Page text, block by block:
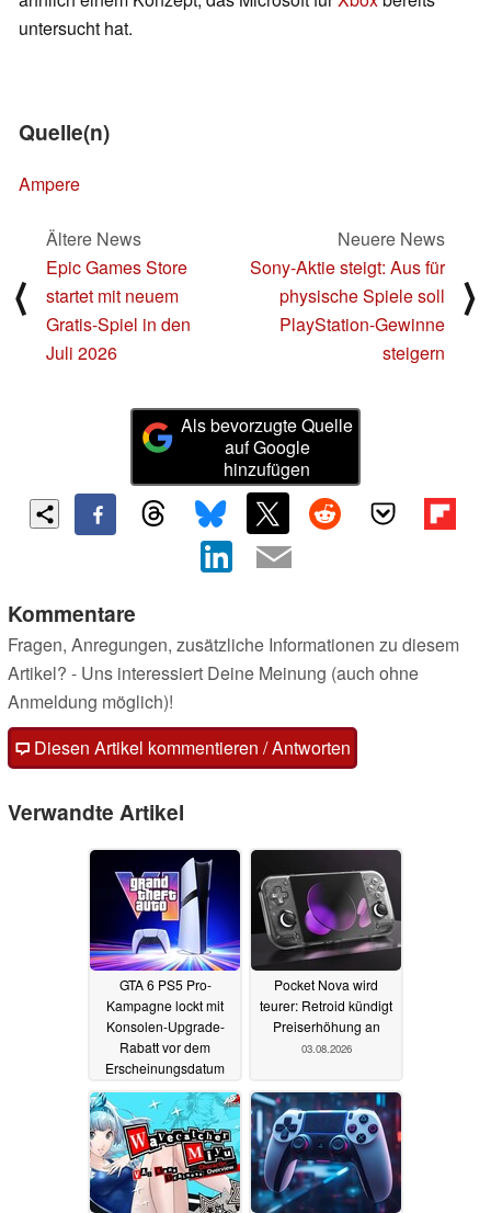
untersucht hat.
Quelle(n)
Ampere
⟨
Ältere News
Epic Games Store
startet mit neuem
Gratis-Spiel in den
Juli 2026
Neuere News
Sony-Aktie steigt: Aus für
physische Spiele soll
PlayStation-Gewinne
steigern
⟩
Als bevorzugte Quelle
auf Google
hinzufügen
Kommentare
Fragen, Anregungen, zusätzliche Informationen zu diesem
Artikel? - Uns interessiert Deine Meinung (auch ohne
Anmeldung möglich)!
Diesen Artikel kommentieren / Antworten
Verwandte Artikel
GTA 6 PS5 Pro-
Kampagne lockt mit
Konsolen-Upgrade-
Rabatt vor dem
Erscheinungsdatum
06.08.2026
Pocket Nova wird
teurer: Retroid kündigt
Preiserhöhung an
03.08.2026